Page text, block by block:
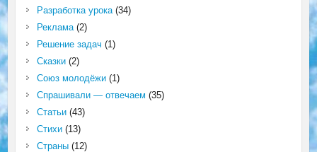
Разработка урока(34)
Реклама(2)
Решение задач (1)
Сказки(2)
Союз молодёжи(1)
Спрашивали — отвечаем (35)
Статьи(43)
Стихи(13)
Страны(12)